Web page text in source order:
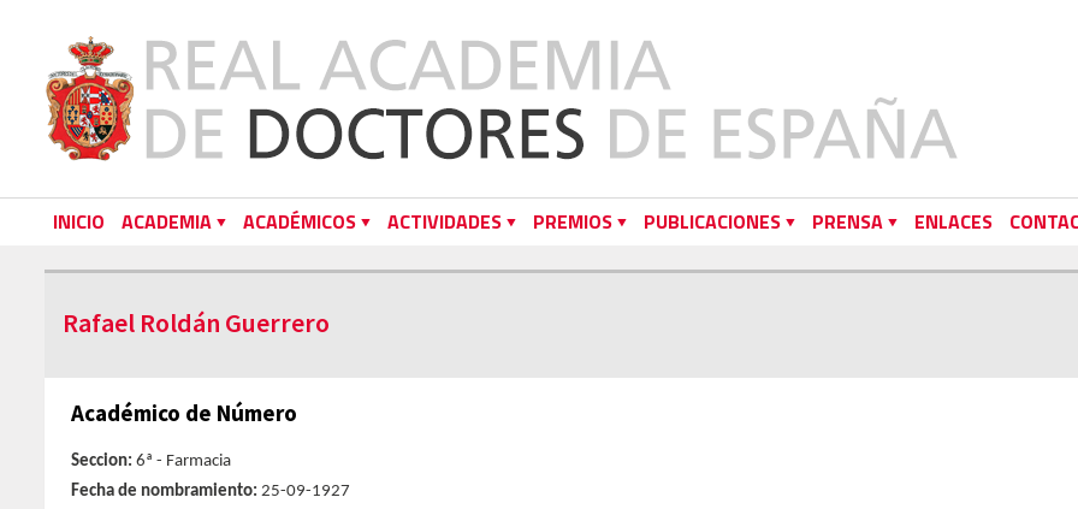
INICIO ACADEMIA ACADÉMICOS ACTIVIDADES PREMIOS PUBLICACIONES PRENSA ENLACES
Rafael Roldán Guerrero
Académico de Número
Seccion: 6ª - Farmacia
Fecha de nombramiento: 25-09-1927